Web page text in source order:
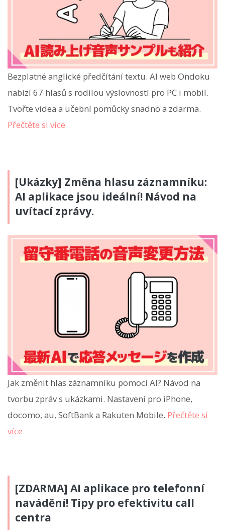
Bezplatné anglické předčítání textu. AI web Ondoku
nabízí 67 hlasů s rodilou výslovností pro PC i mobil.
Tvořte videa a učební pomůcky snadno a zdarma.
Přečtěte si více
[Ukázky] Změna hlasu záznamníku:
AI aplikace jsou ideální! Návod na
uvítací zprávy.
Jak změnit hlas záznamníku pomocí AI? Návod na
tvorbu zpráv s ukázkami. Nastavení pro iPhone,
docomo, au, SoftBank a Rakuten Mobile. Přečtěte si
více
[ZDARMA] AI aplikace pro telefonní
navádění! Tipy pro efektivitu call
centra